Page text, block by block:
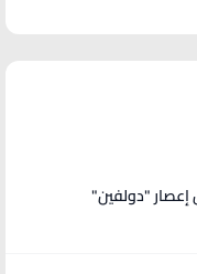
"دولفين"